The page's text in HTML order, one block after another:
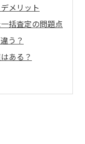
メリット
括査定の問題点
う？
ある？